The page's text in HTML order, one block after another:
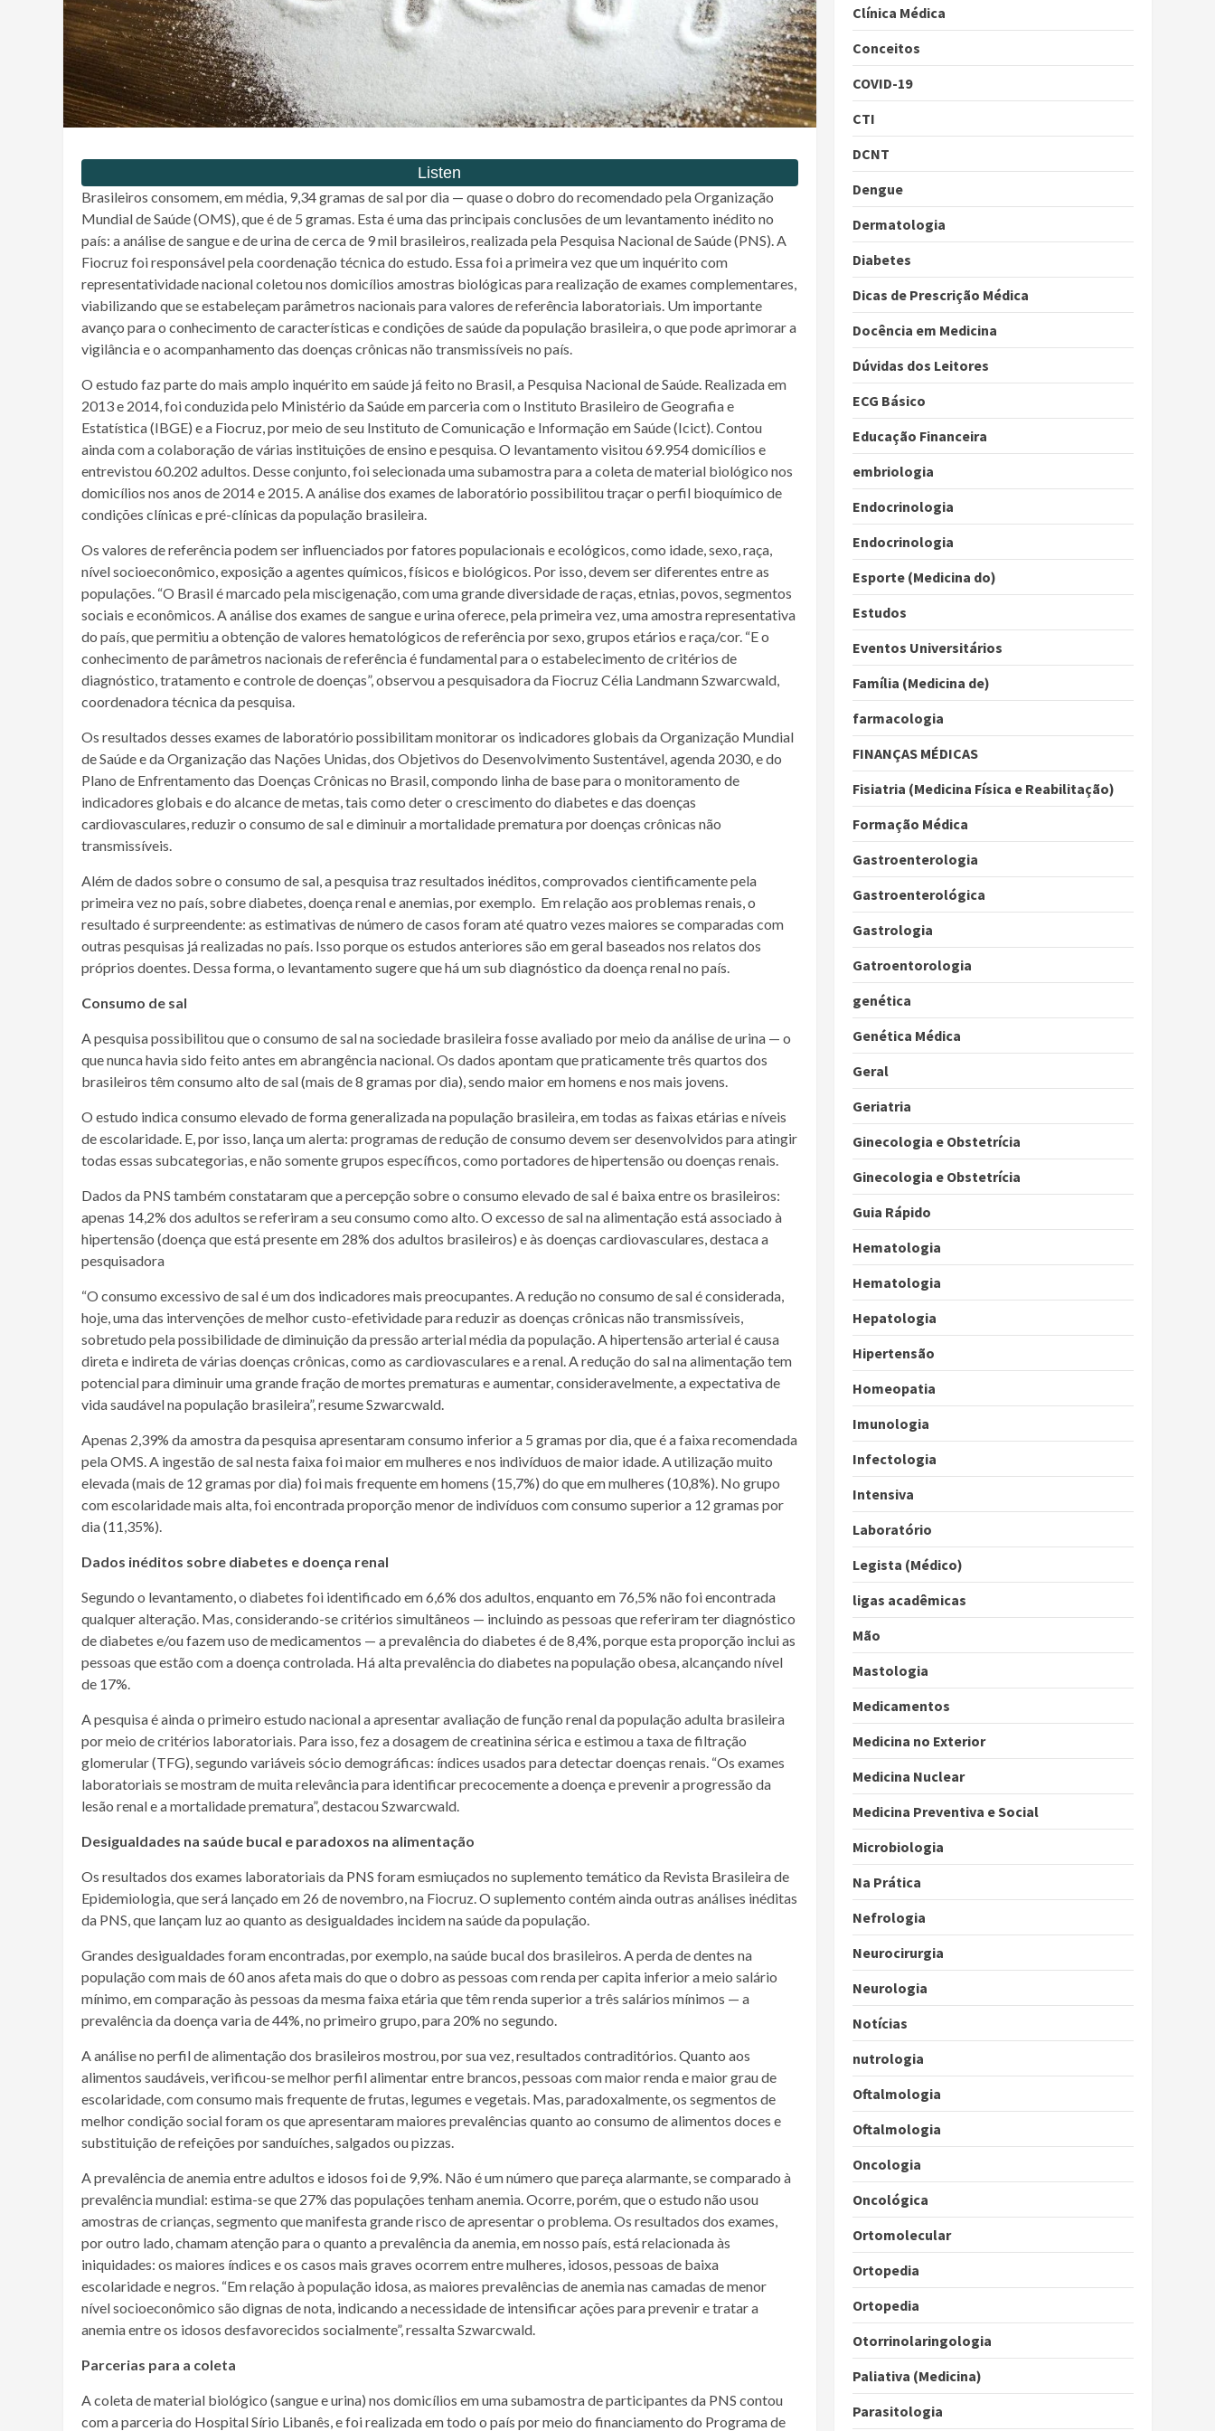
Brasileiros consomem, em média, 9,34 gramas de sal por dia — quase o dobro do recomendado pela Organização
Mundial de Saúde (OMS), que é de 5 gramas. Esta é uma das principais conclusões de um levantamento inédito no
país: a análise de sangue e de urina de cerca de 9 mil brasileiros, realizada pela Pesquisa Nacional de Saúde (PNS). A
Fiocruz foi responsável pela coordenação técnica do estudo. Essa foi a primeira vez que um inquérito com
representatividade nacional coletou nos domicílios amostras biológicas para realização de exames complementares,
viabilizando que se estabeleçam parâmetros nacionais para valores de referência laboratoriais. Um importante
avanço para o conhecimento de características e condições de saúde da população brasileira, o que pode aprimorar a
vigilância e o acompanhamento das doenças crônicas não transmissíveis no país.
O estudo faz parte do mais amplo inquérito em saúde já feito no Brasil, a Pesquisa Nacional de Saúde. Realizada em
2013 e 2014, foi conduzida pelo Ministério da Saúde em parceria com o Instituto Brasileiro de Geografia e
Estatística (IBGE) e a Fiocruz, por meio de seu Instituto de Comunicação e Informação em Saúde (Icict). Contou
ainda com a colaboração de várias instituições de ensino e pesquisa. O levantamento visitou 69.954 domicílios e
entrevistou 60.202 adultos. Desse conjunto, foi selecionada uma subamostra para a coleta de material biológico nos
domicílios nos anos de 2014 e 2015. A análise dos exames de laboratório possibilitou traçar o perfil bioquímico de
condições clínicas e pré-clínicas da população brasileira.
Os valores de referência podem ser influenciados por fatores populacionais e ecológicos, como idade, sexo, raça,
nível socioeconômico, exposição a agentes químicos, físicos e biológicos. Por isso, devem ser diferentes entre as
populações. “O Brasil é marcado pela miscigenação, com uma grande diversidade de raças, etnias, povos, segmentos
sociais e econômicos. A análise dos exames de sangue e urina oferece, pela primeira vez, uma amostra representativa
do país, que permitiu a obtenção de valores hematológicos de referência por sexo, grupos etários e raça/cor. “E o
conhecimento de parâmetros nacionais de referência é fundamental para o estabelecimento de critérios de
diagnóstico, tratamento e controle de doenças”, observou a pesquisadora da Fiocruz Célia Landmann Szwarcwald,
coordenadora técnica da pesquisa.
Os resultados desses exames de laboratório possibilitam monitorar os indicadores globais da Organização Mundial
de Saúde e da Organização das Nações Unidas, dos Objetivos do Desenvolvimento Sustentável, agenda 2030, e do
Plano de Enfrentamento das Doenças Crônicas no Brasil, compondo linha de base para o monitoramento de
indicadores globais e do alcance de metas, tais como deter o crescimento do diabetes e das doenças
cardiovasculares, reduzir o consumo de sal e diminuir a mortalidade prematura por doenças crônicas não
transmissíveis.
Além de dados sobre o consumo de sal, a pesquisa traz resultados inéditos, comprovados cientificamente pela
primeira vez no país, sobre diabetes, doença renal e anemias, por exemplo. Em relação aos problemas renais, o
resultado é surpreendente: as estimativas de número de casos foram até quatro vezes maiores se comparadas com
outras pesquisas já realizadas no país. Isso porque os estudos anteriores são em geral baseados nos relatos dos
próprios doentes. Dessa forma, o levantamento sugere que há um sub diagnóstico da doença renal no país.
Consumo de sal
A pesquisa possibilitou que o consumo de sal na sociedade brasileira fosse avaliado por meio da análise de urina — o
que nunca havia sido feito antes em abrangência nacional. Os dados apontam que praticamente três quartos dos
brasileiros têm consumo alto de sal (mais de 8 gramas por dia), sendo maior em homens e nos mais jovens.
O estudo indica consumo elevado de forma generalizada na população brasileira, em todas as faixas etárias e níveis
de escolaridade. E, por isso, lança um alerta: programas de redução de consumo devem ser desenvolvidos para atingir
todas essas subcategorias, e não somente grupos específicos, como portadores de hipertensão ou doenças renais.
Dados da PNS também constataram que a percepção sobre o consumo elevado de sal é baixa entre os brasileiros:
apenas 14,2% dos adultos se referiram a seu consumo como alto. O excesso de sal na alimentação está associado à
hipertensão (doença que está presente em 28% dos adultos brasileiros) e às doenças cardiovasculares, destaca a
pesquisadora
“O consumo excessivo de sal é um dos indicadores mais preocupantes. A redução no consumo de sal é considerada,
hoje, uma das intervenções de melhor custo-efetividade para reduzir as doenças crônicas não transmissíveis,
sobretudo pela possibilidade de diminuição da pressão arterial média da população. A hipertensão arterial é causa
direta e indireta de várias doenças crônicas, como as cardiovasculares e a renal. A redução do sal na alimentação tem
potencial para diminuir uma grande fração de mortes prematuras e aumentar, consideravelmente, a expectativa de
vida saudável na população brasileira”, resume Szwarcwald.
Apenas 2,39% da amostra da pesquisa apresentaram consumo inferior a 5 gramas por dia, que é a faixa recomendada
pela OMS. A ingestão de sal nesta faixa foi maior em mulheres e nos indivíduos de maior idade. A utilização muito
elevada (mais de 12 gramas por dia) foi mais frequente em homens (15,7%) do que em mulheres (10,8%). No grupo
com escolaridade mais alta, foi encontrada proporção menor de indivíduos com consumo superior a 12 gramas por
dia (11,35%).
Dados inéditos sobre diabetes e doença renal
Segundo o levantamento, o diabetes foi identificado em 6,6% dos adultos, enquanto em 76,5% não foi encontrada
qualquer alteração. Mas, considerando-se critérios simultâneos — incluindo as pessoas que referiram ter diagnóstico
de diabetes e/ou fazem uso de medicamentos — a prevalência do diabetes é de 8,4%, porque esta proporção inclui as
pessoas que estão com a doença controlada. Há alta prevalência do diabetes na população obesa, alcançando nível
de 17%.
A pesquisa é ainda o primeiro estudo nacional a apresentar avaliação de função renal da população adulta brasileira
por meio de critérios laboratoriais. Para isso, fez a dosagem de creatinina sérica e estimou a taxa de filtração
glomerular (TFG), segundo variáveis sócio demográficas: índices usados para detectar doenças renais. “Os exames
laboratoriais se mostram de muita relevância para identificar precocemente a doença e prevenir a progressão da
lesão renal e a mortalidade prematura”, destacou Szwarcwald.
Desigualdades na saúde bucal e paradoxos na alimentação
Os resultados dos exames laboratoriais da PNS foram esmiuçados no suplemento temático da Revista Brasileira de
Epidemiologia, que será lançado em 26 de novembro, na Fiocruz. O suplemento contém ainda outras análises inéditas
da PNS, que lançam luz ao quanto as desigualdades incidem na saúde da população.
Grandes desigualdades foram encontradas, por exemplo, na saúde bucal dos brasileiros. A perda de dentes na
população com mais de 60 anos afeta mais do que o dobro as pessoas com renda per capita inferior a meio salário
mínimo, em comparação às pessoas da mesma faixa etária que têm renda superior a três salários mínimos — a
prevalência da doença varia de 44%, no primeiro grupo, para 20% no segundo.
A análise no perfil de alimentação dos brasileiros mostrou, por sua vez, resultados contraditórios. Quanto aos
alimentos saudáveis, verificou-se melhor perfil alimentar entre brancos, pessoas com maior renda e maior grau de
escolaridade, com consumo mais frequente de frutas, legumes e vegetais. Mas, paradoxalmente, os segmentos de
melhor condição social foram os que apresentaram maiores prevalências quanto ao consumo de alimentos doces e
substituição de refeições por sanduíches, salgados ou pizzas.
A prevalência de anemia entre adultos e idosos foi de 9,9%. Não é um número que pareça alarmante, se comparado à
prevalência mundial: estima-se que 27% das populações tenham anemia. Ocorre, porém, que o estudo não usou
amostras de crianças, segmento que manifesta grande risco de apresentar o problema. Os resultados dos exames,
por outro lado, chamam atenção para o quanto a prevalência da anemia, em nosso país, está relacionada às
iniquidades: os maiores índices e os casos mais graves ocorrem entre mulheres, idosos, pessoas de baixa
escolaridade e negros. “Em relação à população idosa, as maiores prevalências de anemia nas camadas de menor
nível socioeconômico são dignas de nota, indicando a necessidade de intensificar ações para prevenir e tratar a
anemia entre os idosos desfavorecidos socialmente”, ressalta Szwarcwald.
Parcerias para a coleta
A coleta de material biológico (sangue e urina) nos domicílios em uma subamostra de participantes da PNS contou
com a parceria do Hospital Sírio Libanês, e foi realizada em todo o país por meio do financiamento do Programa de
Clínica Médica
Conceitos
COVID-19
CTI
DCNT
Dengue
Dermatologia
Diabetes
Dicas de Prescrição Médica
Docência em Medicina
Dúvidas dos Leitores
ECG Básico
Educação Financeira
embriologia
Endocrinologia
Endocrinologia
Esporte (Medicina do)
Estudos
Eventos Universitários
Família (Medicina de)
farmacologia
FINANÇAS MÉDICAS
Fisiatria (Medicina Física e Reabilitação)
Formação Médica
Gastroenterologia
Gastroenterológica
Gastrologia
Gatroentorologia
genética
Genética Médica
Geral
Geriatria
Ginecologia e Obstetrícia
Ginecologia e Obstetrícia
Guia Rápido
Hematologia
Hematologia
Hepatologia
Hipertensão
Homeopatia
Imunologia
Infectologia
Intensiva
Laboratório
Legista (Médico)
ligas acadêmicas
Mão
Mastologia
Medicamentos
Medicina no Exterior
Medicina Nuclear
Medicina Preventiva e Social
Microbiologia
Na Prática
Nefrologia
Neurocirurgia
Neurologia
Notícias
nutrologia
Oftalmologia
Oftalmologia
Oncologia
Oncológica
Ortomolecular
Ortopedia
Ortopedia
Otorrinolaringologia
Paliativa (Medicina)
Parasitologia